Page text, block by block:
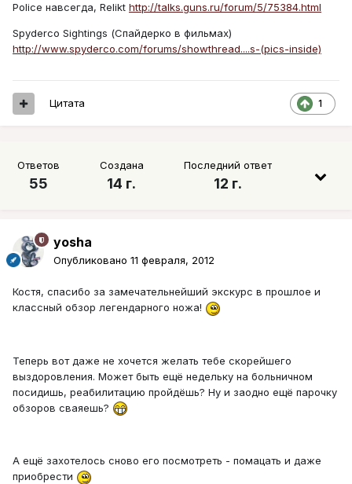
Police навсегда, Relikt http://talks.guns.ru/forum/5/75384.html
Spyderco Sightings (Спайдерко в фильмах)
http://www.spyderco.com/forums/showthread....s-(pics-inside)
1
Цитата
Ответов
55
Создана
14 г.
Последний ответ
12 г.
yosha
Опубликовано 11 февраля, 2012
Костя, спасибо за замечательнейший экскурс в прошлое и
классный обзор легендарного ножа!
Теперь вот даже не хочется желать тебе скорейшего
выздоровления. Может быть ещё недельку на больничном
посидишь, реабилитацию пройдёшь? Ну и заодно ещё парочку
обзоров сваяешь?
А ещё захотелось сново его посмотреть - помацать и даже
приобрести